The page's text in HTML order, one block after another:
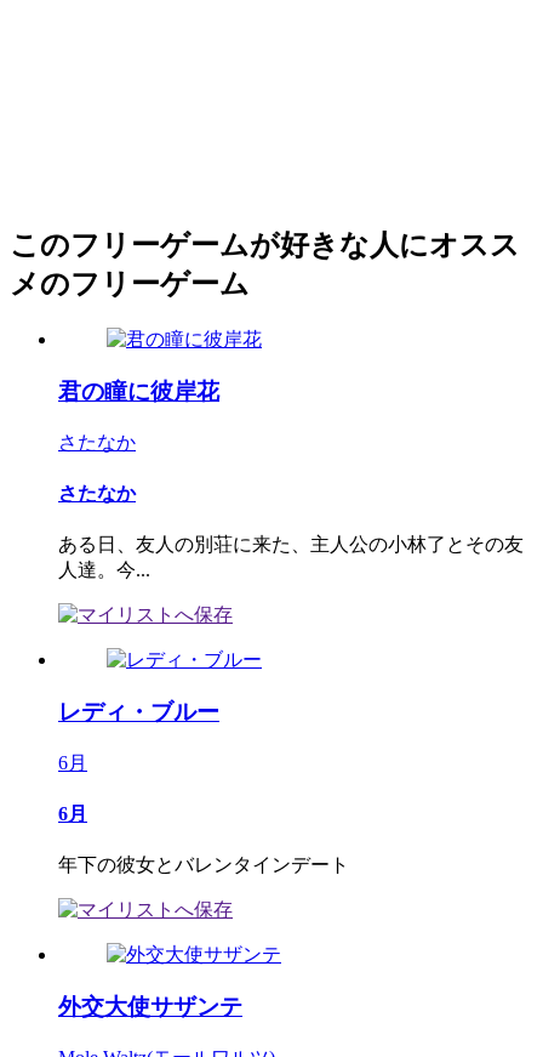
このフリーゲームが好きな人にオスス
メのフリーゲーム
君の瞳に彼岸花
さたなか
さたなか
ある日、友人の別荘に来た、主人公の小林了とその友
人達。今...
レディ・ブルー
6月
6月
年下の彼女とバレンタインデート
外交大使サザンテ